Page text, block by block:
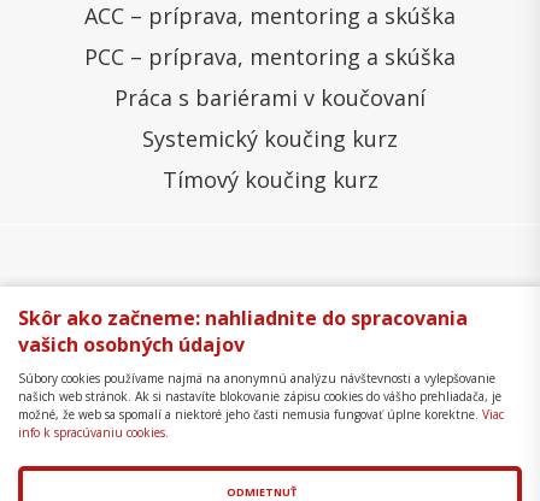
ACC – príprava, mentoring a skúška
PCC – príprava, mentoring a skúška
Práca s bariérami v koučovaní
Systemický koučing kurz
Tímový koučing kurz
Všeobecné obchodné podmienky
Správa cookies
Ochrana osobných údajov
Formulár na odstúpenie
Mapa stránky
Copyright © 2018 - 2026 Business Coaching College,
s.r.o.
Skôr ako začneme: nahliadnite do spracovania
vašich osobných údajov
Súbory cookies používame najmä na anonymnú analýzu návštevnosti a vylepšovanie
našich web stránok. Ak si nastavíte blokovanie zápisu cookies do vášho prehliadača, je
možné, že web sa spomalí a niektoré jeho časti nemusia fungovať úplne korektne. Viac
info k spracúvaniu cookies.
ODMIETNUŤ